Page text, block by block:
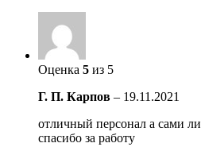
Оценка 5 из 5
Г. П. Карпов – 19.11.2021
отличный персонал а сами
спасибо за работу